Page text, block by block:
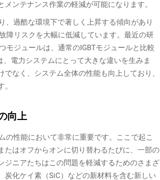
ンテナンス作業の軽減が可能になります。
、過酷な環境下で著しく上昇する傾向があり
障リスクを大幅に低減しています。最近の研
モジュールは、通常のIGBTモジュールと比較
電力システムにとって大きな違いを生みま
なく、システム全体の性能も向上しており、
向上
の性能において非常に重要です。ここで起こ
たはオフからオンに切り替わるたびに、一部の
ニアたちはこの問題を軽減するためのさまざ
化ケイ素（SiC）などの新材料を含む新しい